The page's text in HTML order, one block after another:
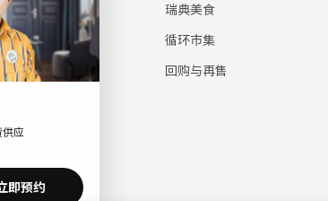
及专属
查看更
瑞典美食
循环市集
回购与再售
应
即预约